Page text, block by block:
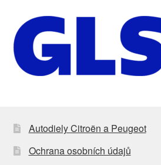
Autodiely Citroën a Peugeot
Ochrana osobních údajů